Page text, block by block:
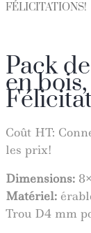
FÉLICITATIONS!
Pack
en
Coût HT:
les prix!
Dimensions:
Matériel:
Trou D4 mm